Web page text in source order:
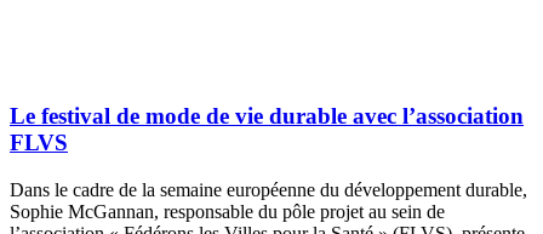
Le festival de mode de vie durable avec l’association
FLVS
Dans le cadre de la semaine européenne du développement durable,
Sophie McGannan, responsable du pôle projet au sein de